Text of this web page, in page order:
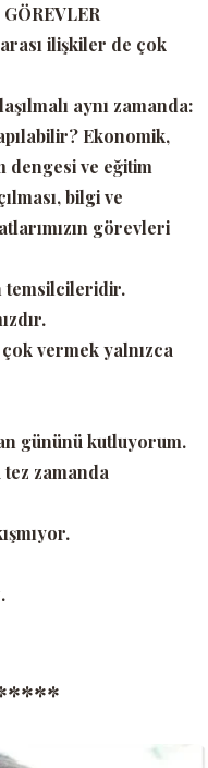
ilişkiler de çok
aynı zamanda:
Ekonomik,
dengesi ve eğitim
bilgi ve
görevleri
temsilcileridir.
vermek yalnızca
gününü kutluyorum.
zamanda